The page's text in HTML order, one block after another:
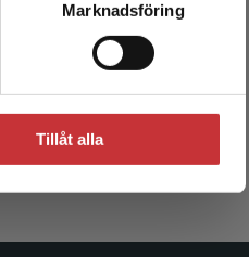
Marknadsföring
Tillåt alla
(red.)